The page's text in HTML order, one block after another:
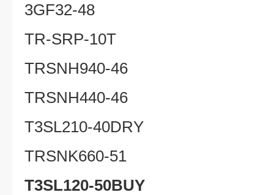
3GF32-48
TR-SRP-10T
TRSNH940-46
TRSNH440-46
T3SL210-40DRY
TRSNK660-51
T3SL120-50BUY